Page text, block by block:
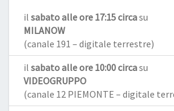
il sabato alle ore 17:15 circasu
MILANOW
(canale 191 – digitale terrestre)
il sabato alle ore 10:00 circasu
VIDEOGRUPPO
(canale 12 PIEMONTE – digitale